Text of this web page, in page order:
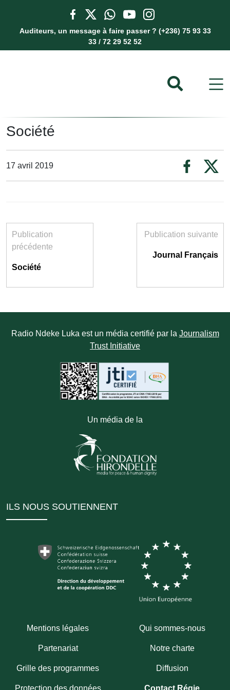
Auditeurs, un message à faire passer ? (+236) 75 93 33
33 / 72 29 52 52
Société
17 avril 2019
Publication
précédente
Société
Publication suivante
Journal Français
Radio Ndeke Luka est un média certifié par la Journalism
Trust Initiative
Un média de la
ILS NOUS SOUTIENNENT
Mentions légales Qui sommes-nous
Partenariat Notre charte
Grille des programmes Diffusion
Protection des données Contact Régie